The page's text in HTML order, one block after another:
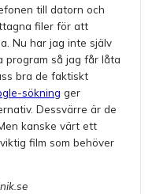
till datorn och
filer för att
Nu har jag inte själv
program så jag får låta
bra de faktiskt
sökning ger
Dessvärre är de
kanske värt ett
film som behöver